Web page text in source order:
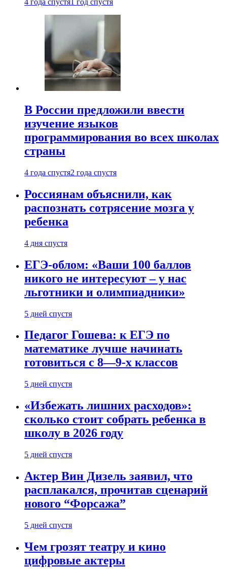
4 года спустя 1 год спустя
В России предложили ввести
изучение языков
программирования во всех школах
страны
4 года спустя2 года спустя
Россиянам объяснили, как
распознать сотрясение мозга у
ребенка
4 дня спустя
ЕГЭ-облом: «Ваши 100 баллов
никого не интересуют – у нас
льготники и олимпиадники»
5 дней спустя
Педагог Гошева: к ЕГЭ по
математике лучше начинать
готовиться с 8—9-х классов
5 дней спустя
«Избежать лишних расходов»:
сколько стоит собрать ребенка в
школу в 2026 году
5 дней спустя
Актер Вин Дизель заявил, что
расплакался, прочитав сценарий
нового “Форсажа”
5 дней спустя
Чем грозят театру и кино
цифровые актеры